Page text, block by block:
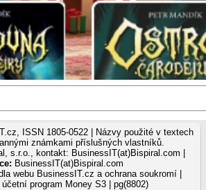
ISSN 1805-0522 | Názvy použité v textech
známkami příslušných vlastníků.
s.r.o., kontakt: BusinessIT(at)Bispiral.com |
BusinessIT(at)Bispiral.com
webu BusinessIT.cz a ochrana soukromí
účetní program Money S3| pg(8802)